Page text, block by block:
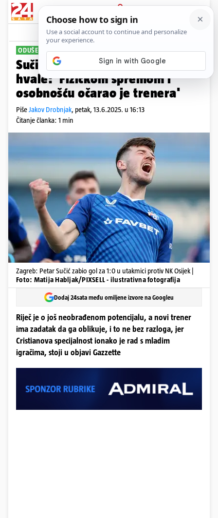
PRIJAVA
Sport Komentari
ODUŠEVIO TRENERA
Sučić tek došao u Inter, a već ga
hvale: 'Fizičkom spremom i
osobnošću očarao je trenera'
PišeJakov Drobnjak, petak, 13.6.2025. u 16:13
Čitanje članka: 1 min
Zagreb: Petar Sučić zabio gol za 1:0 u utakmici protiv NK Osijek |
Foto: Matija Habljak/PIXSELL - ilustrativna fotografija
Dodaj 24sata među omiljene izvore na Googleu
Riječ je o još neobrađenom potencijalu, a novi trener
ima zadatak da ga oblikuje, i to ne bez razloga, jer
Cristianova specijalnost ionako je rad s mladim
igračima, stoji u objavi Gazzette